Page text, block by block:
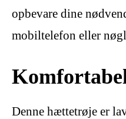
opbevare dine
mobiltelefon eller
Denne hættetrøje er